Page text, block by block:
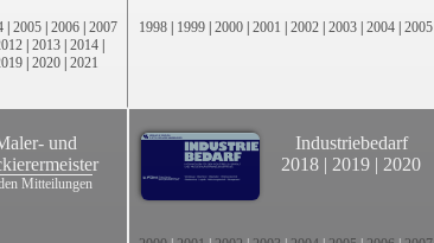
| 2005 | 2006 | 2007
| 2013 | 2014 |
| 2020 | 2021
1998 | 1999 | 2000 | 2001 | 2002 | 2003 | 2004 | 2005
und
Mitteilungen
Industriebedarf
2018 | 2019 | 2020